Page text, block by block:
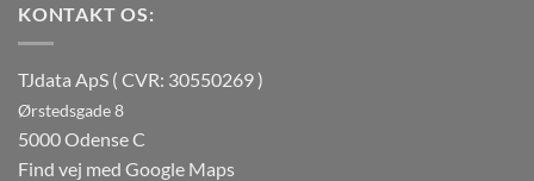
KONTAKT OS:
TJdata ApS ( CVR: 30550269 )
Ørstedsgade 8
5000 Odense C
Find vej med Google Maps